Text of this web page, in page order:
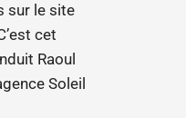
sur le site
cet
Raoul
Soleil